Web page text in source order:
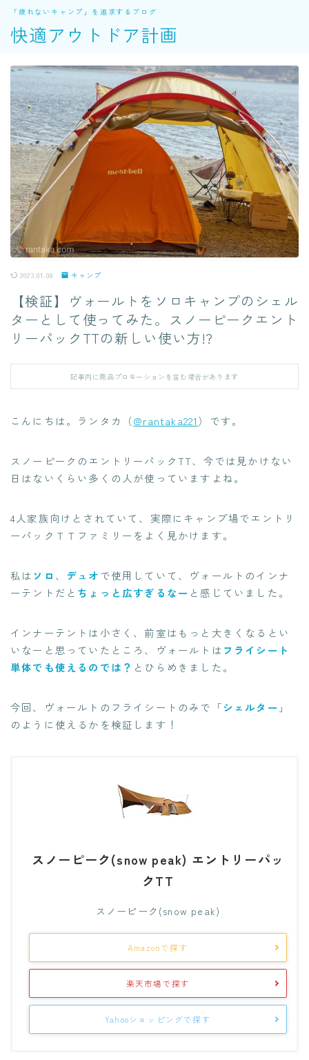
快適アウトドア計画
「疲れないキャンプ」を追求するブログ
2023.01.08 キャンプ
【検証】ヴォールトをソロキャンプのシェル
ターとして使ってみた。スノーピークエント
リーパックTTの新しい使い方!?
記事内に商品プロモーションを含む場合があります
こんにちは。ランタカ（@rantaka221）です。
スノーピークのエントリーパックTT、今では見かけない
日はないくらい多くの人が使っていますよね。
4人家族向けとされていて、実際にキャンプ場でエントリ
ーパックＴＴファミリーをよく見かけます。
私は ソロ 、 デュオで使用していて、ヴォールトのインナ
ーテントだと ちょっと広すぎるなー と感じていました。
インナーテントは小さく、前室はもっと大きくなるとい
いなーと思っていたところ、ヴォールトは フライシート
単体でも使えるのでは？ とひらめきました。
今回、ヴォールトのフライシートのみで「シェルター 」
のように使えるかを検証します！
スノーピーク(snow peak) エントリーパッ
クTT
スノーピーク(snow peak)
Amazonで探す
楽天市場で探す
Yahooショッピングで探す